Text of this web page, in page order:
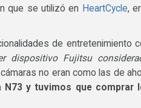
que se utilizó en HeartCycle,
de entretenimiento
dispositivo Fujitsu
no eran como las de
y tuvimos que comprar